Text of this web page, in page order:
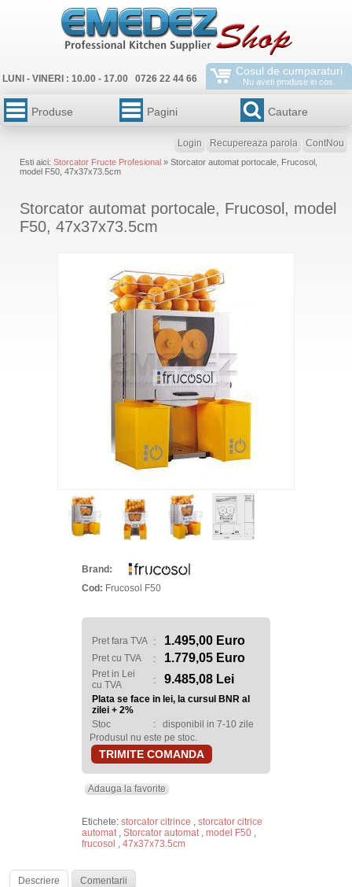
LUNI - VINERI : 10.00 - 17.00 0726 22 44 66
Cosul de cumparaturi
Nu aveti produse in cos.
Produse Pagini Cautare
Login Recupereaza parola ContNou
Esti aici: Storcator Fructe Profesional » Storcator automat portocale, Frucosol,
model F50, 47x37x73.5cm
Storcator automat portocale, Frucosol, model
F50, 47x37x73.5cm
Brand:
Cod: Frucosol F50
Pret fara TVA : 1.495,00 Euro
Pret cu TVA : 1.779,05 Euro
Pret in Lei
cu TVA
: 9.485,08 Lei
Plata se face in lei, la cursul BNR al
zilei + 2%
Stoc
: disponibil in 7-10 zile
Produsul nu este pe stoc.
TRIMITE COMANDA
Adauga la favorite
Etichete: storcator citrince , storcator citrice
automat , Storcator automat , model F50 ,
frucosol , 47x37x73.5cm
Descriere Comentarii